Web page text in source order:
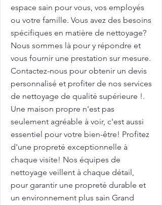
espace sain pour vous, vos employés
ou votre famille. Vous avez des besoins
spécifiques en matière de nettoyage?
Nous sommes là pour y répondre et
vous fournir une prestation sur mesure.
Contactez-nous pour obtenir un devis
personnalisé et profiter de nos services
de nettoyage de qualité supérieure !.
Une maison propre n'est pas
seulement agréable à voir, c'est aussi
essentiel pour votre bien-être! Profitez
d'une propreté exceptionnelle à
chaque visite! Nos équipes de
nettoyage veillent à chaque détail,
pour garantir une propreté durable et
un environnement plus sain Grand